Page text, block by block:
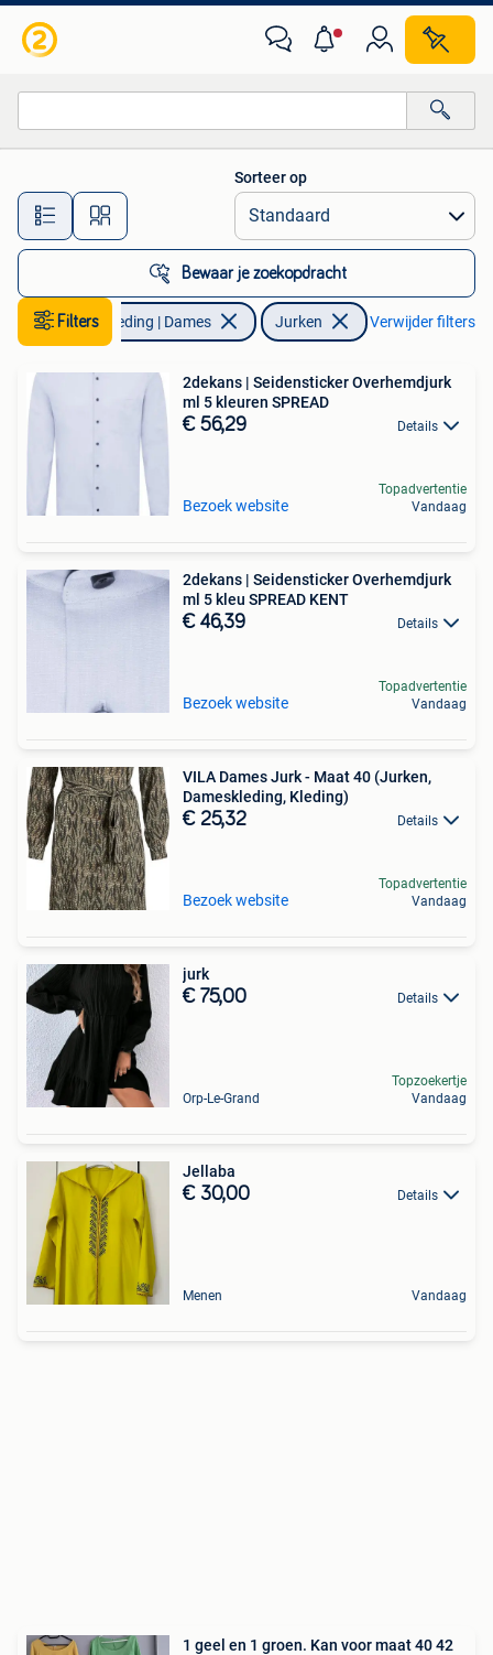
Alle afstanden…
Sorteer op
Bewaar je zoekopdracht
Filters Kleding | Dames Jurken Verwijder filters
2dekans | Seidensticker Overhemdjurk
ml 5 kleuren SPREAD
€ 56,29 Details
Bezoek website
Topadvertentie
Vandaag
2dekans | Seidensticker Overhemdjurk
ml 5 kleu SPREAD KENT
€ 46,39 Details
Bezoek website
Topadvertentie
Vandaag
VILA Dames Jurk - Maat 40 (Jurken,
Dameskleding, Kleding)
€ 25,32 Details
Bezoek website
Topadvertentie
Vandaag
jurk
€ 75,00 Details
Orp-Le-Grand
Topzoekertje
Vandaag
Jellaba
€ 30,00 Details
Menen Vandaag
1 geel en 1 groen. Kan voor maat 40 42